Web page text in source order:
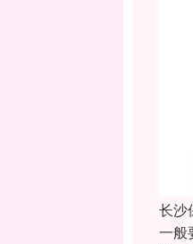
长沙
一般